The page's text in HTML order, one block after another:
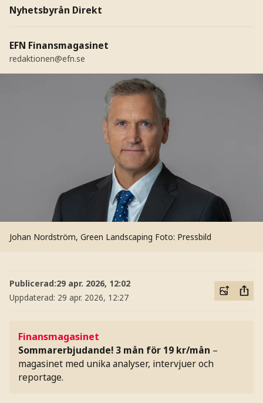
Nyhetsbyrån Direkt
EFN Finansmagasinet
redaktionen@efn.se
Johan Nordström, Green Landscaping Foto: Pressbild
Publicerad:29 apr. 2026, 12:02
Uppdaterad: 29 apr. 2026, 12:27
Finansmagasinet
Sommarerbjudande! 3 mån för 19 kr/mån –
magasinet med unika analyser, intervjuer och
reportage.